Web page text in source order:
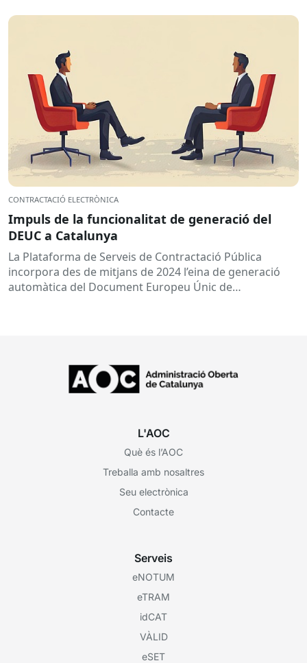
CONTRACTACIÓ ELECTRÒNICA
Impuls de la funcionalitat de generació del
DEUC a Catalunya
La Plataforma de Serveis de Contractació Pública
incorpora des de mitjans de 2024 l’eina de generació
automàtica del Document Europeu Únic de
L'AOC
Què és l’AOC
Treballa amb nosaltres
Seu electrònica
Contacte
Serveis
eNOTUM
eTRAM
idCAT
VÀLID
eSET